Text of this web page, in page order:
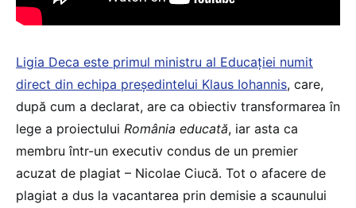
Ligia Deca este primul ministru al Educației numit
direct din echipa președintelui Klaus Iohannis, care,
după cum a declarat, are ca obiectiv transformarea în
lege a proiectului România educată, iar asta ca
membru într-un executiv condus de un premier
acuzat de plagiat – Nicolae Ciucă. Tot o afacere de
plagiat a dus la vacantarea prin demisie a scaunului